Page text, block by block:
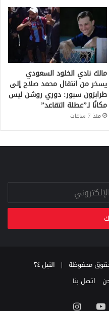
مالك نادي الخلود السعودي
يسخر من انتقال محمد صلاح إلى
طرابزون سبور: دوري روشن ليس
مكانًا لـ”عطلة التقاعد”
منذ 7 ساعات
النيل ٢٤
اتصل بنا
يوتيوب